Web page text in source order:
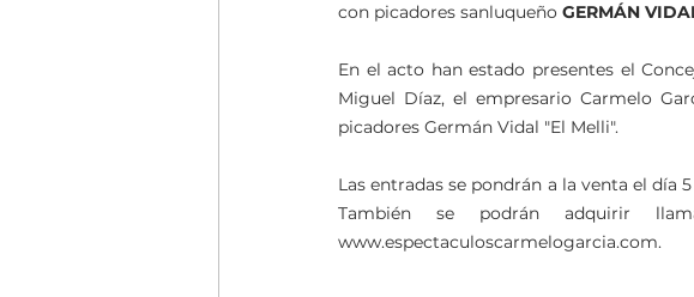
con picadores sanluqueño GERMÁN
En el acto han estado presentes el
Miguel Díaz, el empresario Carmelo
picadores Germán Vidal "El Melli".
Las entradas se pondrán a la venta el día
También se podrán adquirir
www.espectaculoscarmelogarcia.com.